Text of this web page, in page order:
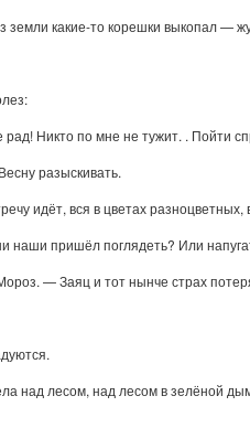
земли какие-то корешки выкопал —
Никто по мне не тужит. . Пойти
разыскивать.
идёт, вся в цветах
пришёл поглядеть? Или
— Заяц и тот нынче страх
над лесом, над лесом в зелёной